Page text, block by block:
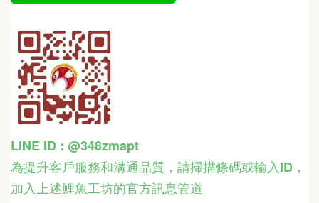
LINE ID : @348zmapt
為提升客戶服務和溝通品質，請掃描條碼或輸入ID ，
加入上述鯉魚工坊的官方訊息管道